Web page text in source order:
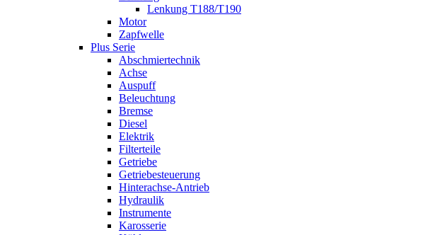
Lenkung T188/T190
Motor
Zapfwelle
Plus Serie
Abschmiertechnik
Achse
Auspuff
Beleuchtung
Bremse
Diesel
Elektrik
Filterteile
Getriebe
Getriebesteuerung
Hinterachse-Antrieb
Hydraulik
Instrumente
Karosserie